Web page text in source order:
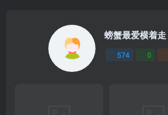
螃蟹最爱横着走
574 0